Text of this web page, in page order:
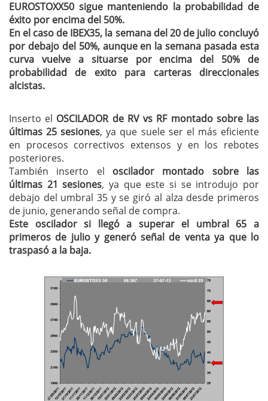
EUROSTOXX50 sigue manteniendo la probabilidad de
éxito por encima del 50%.
En el caso de IBEX35, la semana del 20 de julio concluyó
por debajo del 50%, aunque en la semana pasada esta
curva vuelve a situarse por encima del 50% de
probabilidad de exito para carteras direccionales
alcistas.
Inserto el OSCILADOR de RV vs RF montado sobre las
últimas 25 sesiones, ya que suele ser el más eficiente
en procesos correctivos extensos y en los rebotes
posteriores.
También inserto el oscilador montado sobre las
últimas 21 sesiones, ya que este si se introdujo por
debajo del umbral 35 y se giró al alza desde primeros
de junio, generando señal de compra.
Este oscilador si llegó a superar el umbral 65 a
primeros de julio y generó señal de venta ya que lo
traspasó a la baja.